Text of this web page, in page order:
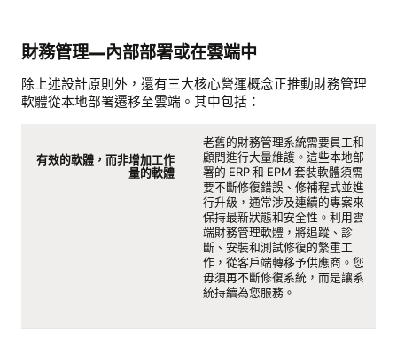
財務管理—內部部署或在雲端中
除上述設計原則外，還有三大核心營運概念正推動財務管理
軟體從本地部署遷移至雲端。其中包括：
有效的軟體，而非增加工作
量的軟體
老舊的財務管理系統需要員工和
顧問進行大量維護。這些本地部
署的 ERP 和 EPM 套裝軟體須需
要不斷修復錯誤、修補程式並進
行升級，通常涉及連續的專案來
保持最新狀態和安全性。利用雲
端財務管理軟體，將追蹤、診
斷、安裝和測試修復的繁重工
作，從客戶端轉移予供應商。您
毋須再不斷修復系統，而是讓系
統持續為您服務。